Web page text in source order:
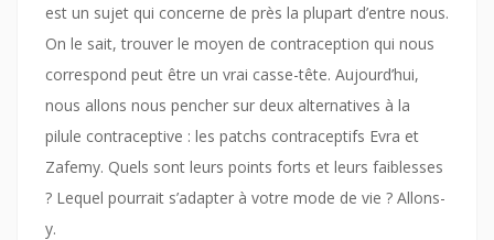
est un sujet qui concerne de près la plupart d’entre nous.
On le sait, trouver le moyen de contraception qui nous
correspond peut être un vrai casse-tête. Aujourd’hui,
nous allons nous pencher sur deux alternatives à la
pilule contraceptive : les patchs contraceptifs Evra et
Zafemy. Quels sont leurs points forts et leurs faiblesses
? Lequel pourrait s’adapter à votre mode de vie ? Allons-
y.